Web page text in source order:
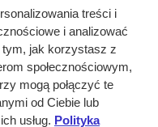
treści i
i analizować
jak korzystasz z
społecznościowym,
mogą połączyć te
od Ciebie lub
usług. Polityka